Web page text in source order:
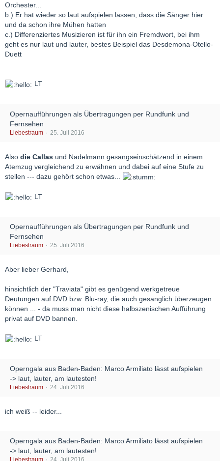
Orchester...
b.) Er hat wieder so laut aufspielen lassen, dass die Sänger hier
und da schon ihre Mühen hatten
c.) Differenziertes Musizieren ist für ihn ein Fremdwort, bei ihm
geht es nur laut und lauter, bestes Beispiel das Desdemona-Otello-
Duett
LT
Opernaufführungen als Übertragungen per Rundfunk und
Fernsehen
Liebestraum 25. Juli 2016
Also die Callas und Nadelmann gesangseinschätzend in einem
Atemzug vergleichend zu erwähnen und dabei auf eine Stufe zu
stellen --- dazu gehört schon etwas...
LT
Opernaufführungen als Übertragungen per Rundfunk und
Fernsehen
Liebestraum 25. Juli 2016
Aber lieber Gerhard,
hinsichtlich der "Traviata" gibt es genügend werkgetreue
Deutungen auf DVD bzw. Blu-ray, die auch gesanglich überzeugen
können ... - da muss man nicht diese halbszenischen Aufführung
privat auf DVD bannen.
LT
Operngala aus Baden-Baden: Marco Armiliato lässt aufspielen
-> laut, lauter, am lautesten!
Liebestraum 24. Juli 2016
ich weiß -- leider...
Operngala aus Baden-Baden: Marco Armiliato lässt aufspielen
-> laut, lauter, am lautesten!
Liebestraum 24. Juli 2016